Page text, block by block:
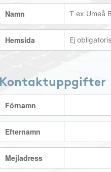
Namn
Hemsida
Kontaktuppgifter
Förnamn
Efternamn
Mejladress